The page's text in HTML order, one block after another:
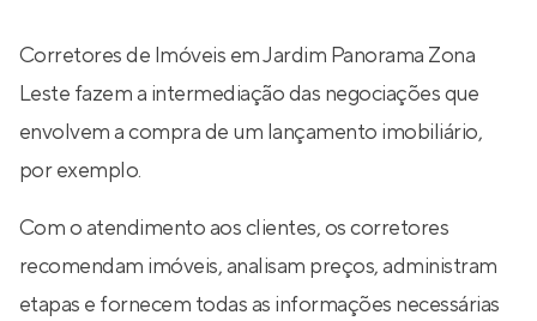
Corretores de Imóveis em Jardim Panorama Zona
Leste fazem a intermediação das negociações que
envolvem a compra de um lançamento imobiliário,
por exemplo.
Com o atendimento aos clientes, os corretores
recomendam imóveis, analisam preços, administram
etapas e fornecem todas as informações necessárias